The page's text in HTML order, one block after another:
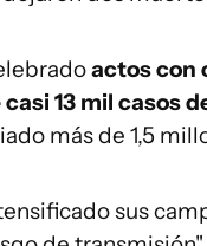
actos con
13 mil casos
más de 1,5
sus